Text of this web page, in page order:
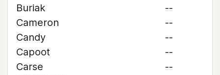
Buriak
--
Cameron
--
Candy
--
Capoot
--
Carse
--